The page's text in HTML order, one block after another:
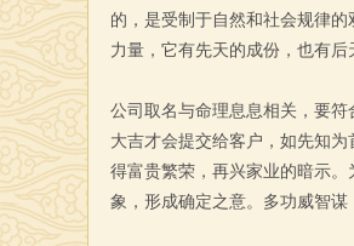
的，是受制于自然和社会规律
力量，它有先天的成份，也有
公司取名与命理息息相关，要
大吉才会提交给客户，如先知
得富贵繁荣，再兴家业的暗示。
象，形成确定之意。多功威智谋